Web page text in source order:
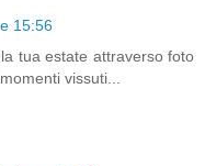
15:56
tua estate attraverso foto
vissuti...